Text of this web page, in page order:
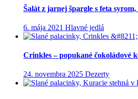
Šalát z jarnej špargle s feta
6. mája 2021 Hlavné jedlá
Crinkles – popukané čokoládové
24. novembra 2025 Dezerty